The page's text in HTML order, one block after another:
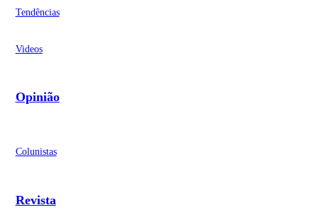
Tendências
Videos
Opinião
Colunistas
Revista